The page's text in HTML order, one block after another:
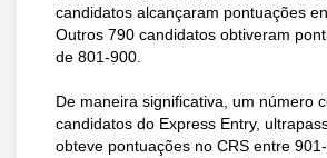
candidatos alcançaram pontuações
Outros 790 candidatos obtiveram
de 801-900.
De maneira significativa, um número
candidatos do Express Entry,
obteve pontuações no CRS entre